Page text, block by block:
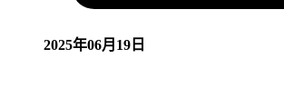
2025年06月19日